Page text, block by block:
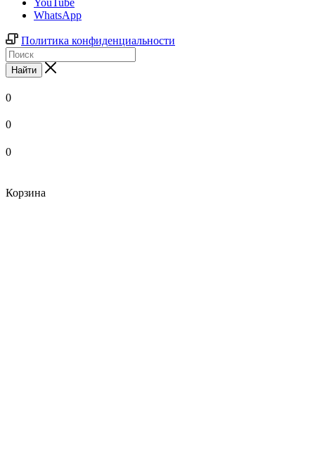
WhatsApp
Политика конфиденциальности
Найти
0
0
0
Корзина